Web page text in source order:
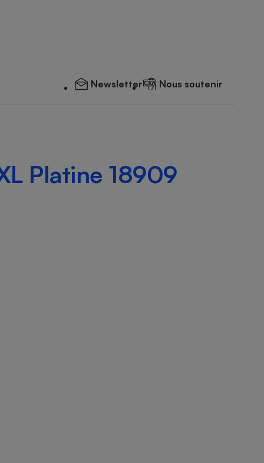
Newsletter Nous soutenir
Platine 18909